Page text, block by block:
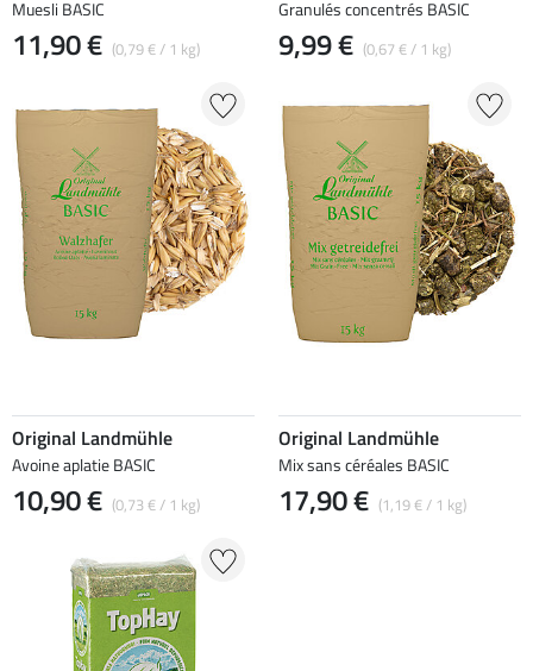
Muesli BASIC
11,90 € (0,79 € / 1 kg)
Granulés concentrés BASIC
9,99 € (0,67 € / 1 kg)
Original Landmühle
Avoine aplatie BASIC
10,90 € (0,73 € / 1 kg)
Original Landmühle
Mix sans céréales BASIC
17,90 € (1,19 € / 1 kg)